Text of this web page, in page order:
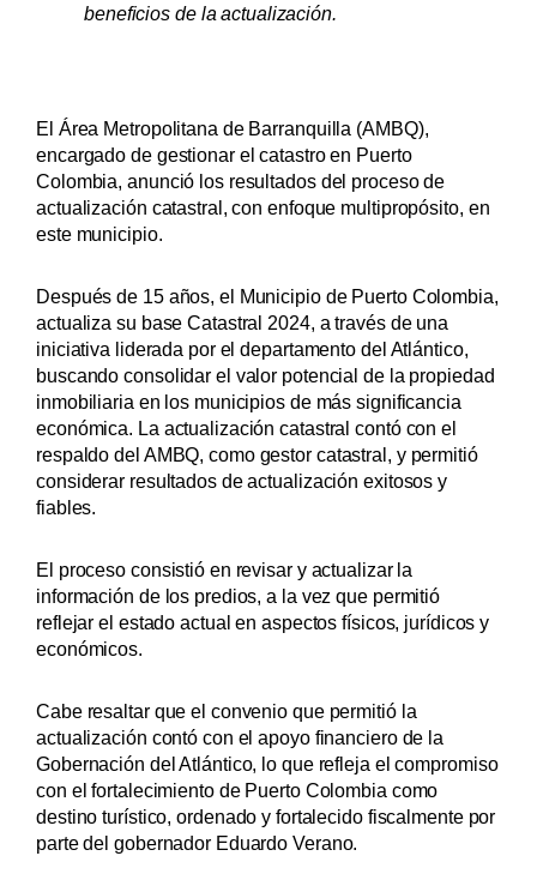
beneficios de la actualización.
El Área Metropolitana de Barranquilla (AMBQ),
encargado de gestionar el catastro en Puerto
Colombia, anunció los resultados del proceso de
actualización catastral, con enfoque multipropósito, en
este municipio.
Después de 15 años, el Municipio de Puerto Colombia,
actualiza su base Catastral 2024, a través de una
iniciativa liderada por el departamento del Atlántico,
buscando consolidar el valor potencial de la propiedad
inmobiliaria en los municipios de más significancia
económica. La actualización catastral contó con el
respaldo del AMBQ, como gestor catastral, y permitió
considerar resultados de actualización exitosos y
fiables.
El proceso consistió en revisar y actualizar la
información de los predios, a la vez que permitió
reflejar el estado actual en aspectos físicos, jurídicos y
económicos.
Cabe resaltar que el convenio que permitió la
actualización contó con el apoyo financiero de la
Gobernación del Atlántico, lo que refleja el compromiso
con el fortalecimiento de Puerto Colombia como
destino turístico, ordenado y fortalecido fiscalmente por
parte del gobernador Eduardo Verano.